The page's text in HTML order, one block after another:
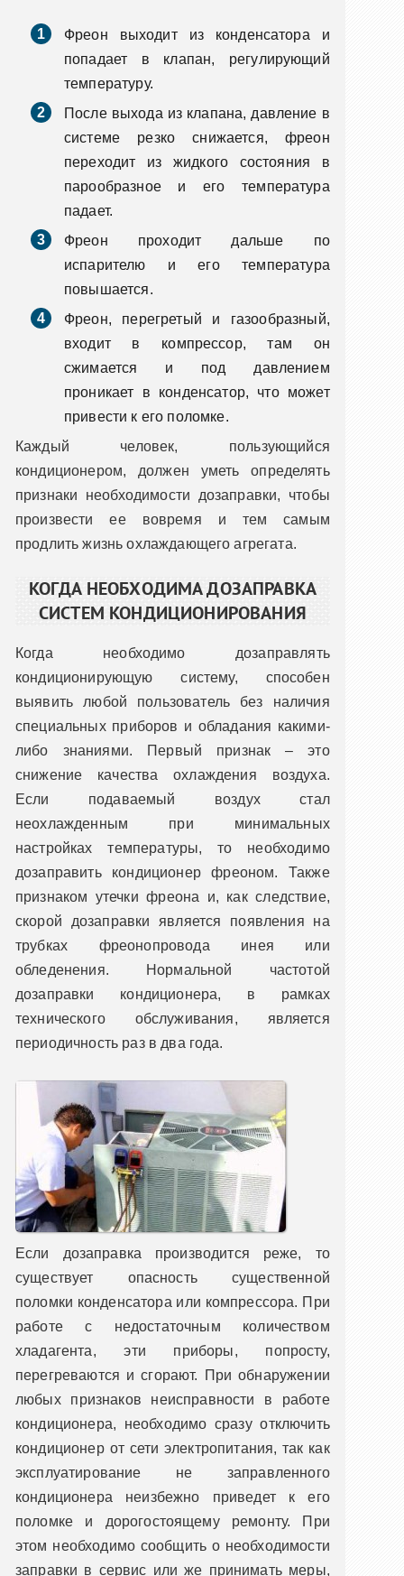
Фреон выходит из конденсатора и
попадает в клапан, регулирующий
температуру.
После выхода из клапана, давление в
системе резко снижается, фреон
переходит из жидкого состояния в
парообразное и его температура
падает.
Фреон проходит дальше по
испарителю и его температура
повышается.
Фреон, перегретый и газообразный,
входит в компрессор, там он
сжимается и под давлением
проникает в конденсатор, что может
привести к его поломке.
Каждый человек, пользующийся
кондиционером, должен уметь определять
признаки необходимости дозаправки, чтобы
произвести ее вовремя и тем самым
продлить жизнь охлаждающего агрегата.
КОГДА НЕОБХОДИМА ДОЗАПРАВКА
СИСТЕМ КОНДИЦИОНИРОВАНИЯ
Когда необходимо дозаправлять
кондиционирующую систему, способен
выявить любой пользователь без наличия
специальных приборов и обладания какими-
либо знаниями. Первый признак – это
снижение качества охлаждения воздуха.
Если подаваемый воздух стал
неохлажденным при минимальных
настройках температуры, то необходимо
дозаправить кондиционер фреоном. Также
признаком утечки фреона и, как следствие,
скорой дозаправки является появления на
трубках фреонопровода инея или
обледенения. Нормальной частотой
дозаправки кондиционера, в рамках
технического обслуживания, является
периодичность раз в два года.
Если дозаправка производится реже, то
существует опасность существенной
поломки конденсатора или компрессора. При
работе с недостаточным количеством
хладагента, эти приборы, попросту,
перегреваются и сгорают. При обнаружении
любых признаков неисправности в работе
кондиционера, необходимо сразу отключить
кондиционер от сети электропитания, так как
эксплуатирование не заправленного
кондиционера неизбежно приведет к его
поломке и дорогостоящему ремонту. При
этом необходимо сообщить о необходимости
заправки в сервис или же принимать меры,